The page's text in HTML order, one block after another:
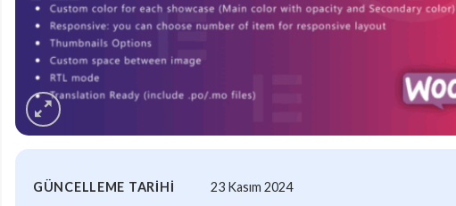
GÜNCELLEME TARIHI 23 Kasım 2024